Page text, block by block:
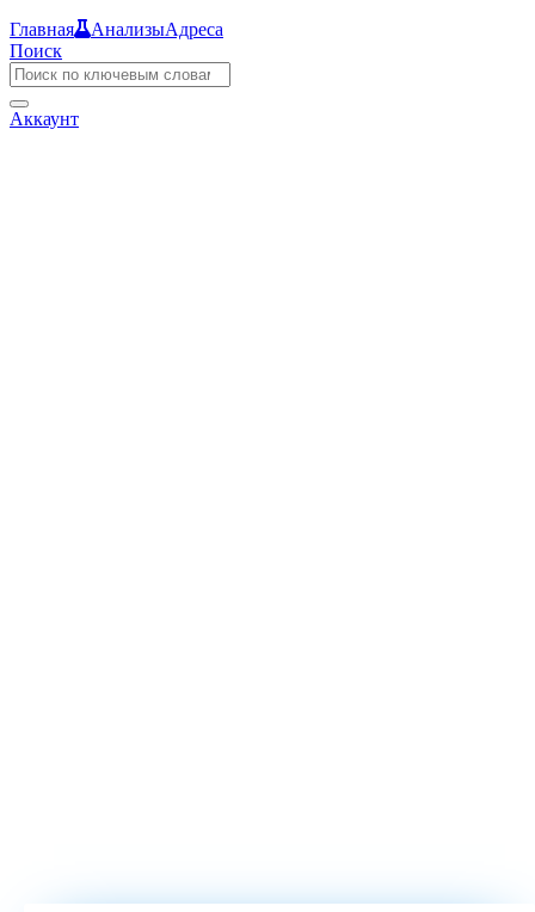
Главная АнализыАдреса
Поиск
Аккаунт